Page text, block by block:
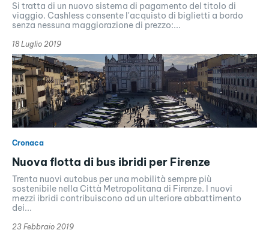
Si tratta di un nuovo sistema di pagamento del titolo di
viaggio. Cashless consente l'acquisto di biglietti a bordo
senza nessuna maggiorazione di prezzo:...
18 Luglio 2019
Cronaca
Nuova flotta di bus ibridi per Firenze
Trenta nuovi autobus per una mobilità sempre più
sostenibile nella Città Metropolitana di Firenze. I nuovi
mezzi ibridi contribuiscono ad un ulteriore abbattimento
dei...
23 Febbraio 2019